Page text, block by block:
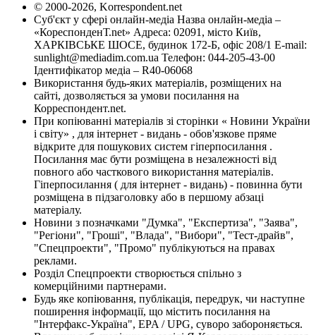
© 2000-2026, Korrespondent.net
Суб'єкт у сфері онлайн-медіа Назва онлайн-медіа –
«КореспонденТ.net» Адреса: 02091, місто Київ,
ХАРКІВСЬКЕ ШОСЕ, будинок 172-Б, офіс 208/1 E-mail:
sunlight@mediadim.com.ua Телефон: 044-205-43-00
Ідентифікатор медіа – R40-06068
Використання будь-яких матеріалів, розміщених на
сайті, дозволяється за умови посилання на
Корреспондент.net.
При копіюванні матеріалів зі сторінки « Новини України
і світу» , для інтернет - видань - обов'язкове пряме
відкрите для пошукових систем гіперпосилання .
Посилання має бути розміщена в незалежності від
повного або часткового використання матеріалів.
Гіперпосилання ( для інтернет - видань) - повинна бути
розміщена в підзаголовку або в першому абзаці
матеріалу.
Новини з позначками "Думка", "Експертиза", "Заява",
"Регіони", "Гроші", "Влада", "Вибори", "Тест-драйв",
"Спецпроекти", "Промо" публікуються на правах
реклами.
Розділ Спецпроекти створюється спільно з
комерційними партнерами.
Будь яке копіювання, публікація, передрук, чи наступне
поширення інформації, що містить посилання на
"Інтерфакс-Україна", EPA / UPG, суворо забороняється.